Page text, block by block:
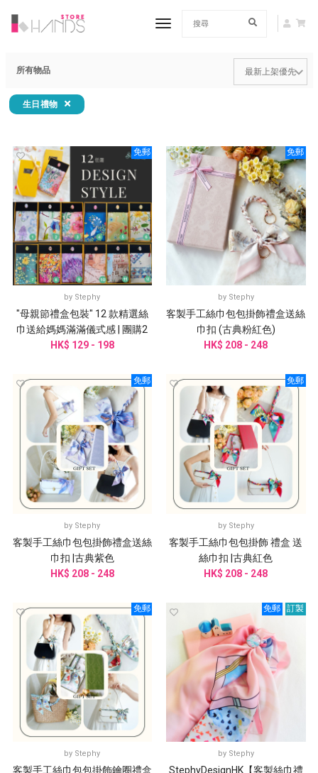
toggle navigation
所有物品
生日禮物
免郵
by Stephy
"母親節禮盒包裝" 12 款精選絲
巾送給媽媽滿滿儀式感 | 團購2
件起訂
HK$ 129 - 198
免郵
by Stephy
客製手工絲巾包包掛飾禮盒送絲
巾扣 (古典粉紅色)
HK$ 208 - 248
免郵
by Stephy
客製手工絲巾包包掛飾禮盒送絲
巾扣 |古典紫色
HK$ 208 - 248
免郵
by Stephy
客製手工絲巾包包掛飾 禮盒 送
絲巾扣 |古典紅色
HK$ 208 - 248
免郵
by Stephy
客製手工絲巾包包掛飾鑰圈禮盒
免郵 訂製
by Stephy
StephyDesignHK【客製絲巾禮